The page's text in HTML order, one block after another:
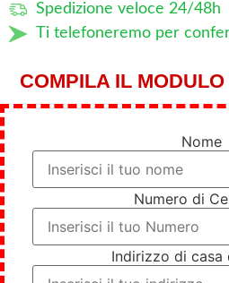
Spedizione veloce 24/48h
Ti telefoneremo per
COMPILA IL
Nome
Numero di
Indirizzo di casa